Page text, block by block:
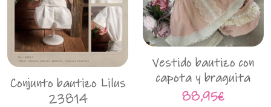
Conjunto bautizo Lilus
23814
Vestido bautizo con
capota y braguita
Lilus 23141
88,95€